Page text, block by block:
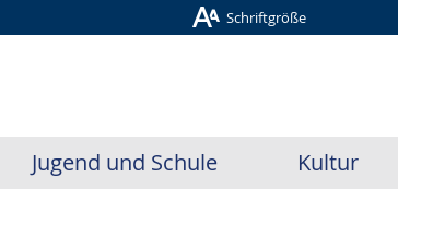
Schriftgröße
Jugend und Schule Kultur